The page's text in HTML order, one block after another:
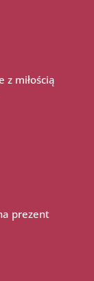
z miłością
prezent